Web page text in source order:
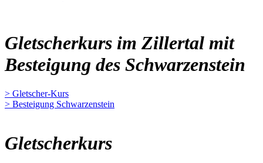
Gletscherkurs im Zillertal mit
Besteigung des Schwarzenstein
> Gletscher-Kurs
> Besteigung Schwarzenstein
Gletscherkurs